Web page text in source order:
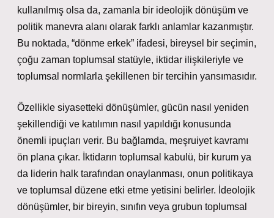
kullanılmış olsa da, zamanla bir ideolojik dönüşüm ve
politik manevra alanı olarak farklı anlamlar kazanmıştır.
Bu noktada, “dönme erkek” ifadesi, bireysel bir seçimin,
çoğu zaman toplumsal statüyle, iktidar ilişkileriyle ve
toplumsal normlarla şekillenen bir tercihin yansımasıdır.
Özellikle siyasetteki dönüşümler, gücün nasıl yeniden
şekillendiği ve katılımın nasıl yapıldığı konusunda
önemli ipuçları verir. Bu bağlamda, meşruiyet kavramı
ön plana çıkar. İktidarın toplumsal kabulü, bir kurum ya
da liderin halk tarafından onaylanması, onun politikaya
ve toplumsal düzene etki etme yetisini belirler. İdeolojik
dönüşümler, bir bireyin, sınıfın veya grubun toplumsal